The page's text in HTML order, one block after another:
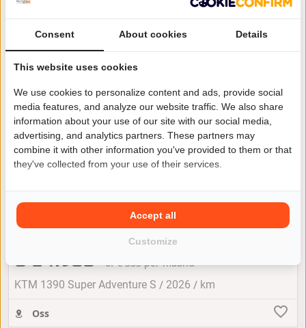
KTM 1390 SUPER ADVENTURE S
€ 24.980 of € 333 per maand
KTM 1390 Super Adventure S / 2026 / km
Oss
Consent About cookies Details
This website uses cookies
We use cookies to personalize content and ads, provide social
media features, and analyze our website traffic. We also share
information about your use of our site with our social media,
advertising, and analytics partners. These partners may
combine it with other information you've provided to them or that
they've collected from your use of their services.
Customize
Accept all